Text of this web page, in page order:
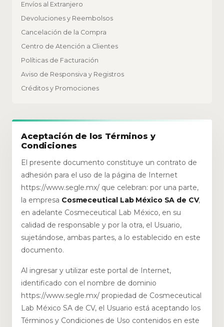
Envíos al Extranjero
Devoluciones y Reembolsos
Cancelación de la Compra
Centro de Atención a Clientes
Políticas de Facturación
Aviso de Responsiva y Registros
Créditos y Promociones
Aceptación de los Términos y
Condiciones
El presente documento constituye un contrato de
adhesión para el uso de la página de Internet
https://www.segle.mx/ que celebran: por una parte,
la empresa Cosmeceutical Lab México SA de CV,
en adelante Cosmeceutical Lab México, en su
calidad de responsable y por la otra, el Usuario,
sujetándose, ambas partes, a lo establecido en este
documento.
Al ingresar y utilizar este portal de Internet,
identificado con el nombre de dominio
https://www.segle.mx/ propiedad de Cosmeceutical
Lab México SA de CV, el Usuario está aceptando los
Términos y Condiciones de Uso contenidos en este